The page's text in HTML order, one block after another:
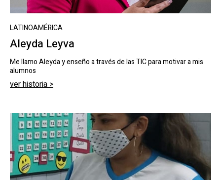
LATINOAMÉRICA
Aleyda Leyva
Me llamo Aleyda y enseño a través de las TIC para motivar a mis
alumnos
ver historia >